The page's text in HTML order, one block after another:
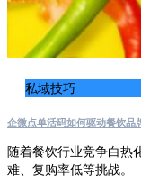
私域技巧
企微点单活码如何驱动餐饮品
随着餐饮行业竞争白热
难、复购率低等挑战。